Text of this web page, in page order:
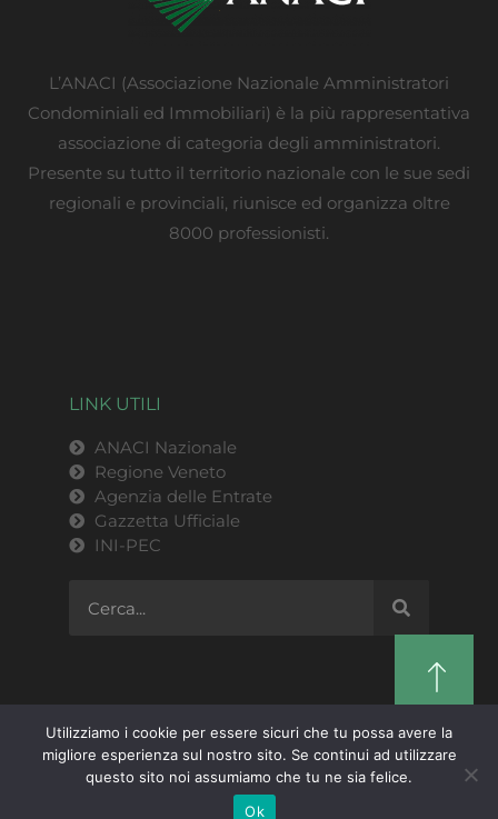
L’ANACI (Associazione Nazionale Amministratori
Condominiali ed Immobiliari) è la più rappresentativa
associazione di categoria degli amministratori.
Presente su tutto il territorio nazionale con le sue sedi
regionali e provinciali, riunisce ed organizza oltre
8000 professionisti.
LINK UTILI
ANACI Nazionale
Regione Veneto
Agenzia delle Entrate
Gazzetta Ufficiale
INI-PEC
ANACI Regione Veneto | P.IVA 03769820279 |
| © 2021Design by Triskel Srl
Utilizziamo i cookie per essere sicuri che tu possa avere la
migliore esperienza sul nostro sito. Se continui ad utilizzare
questo sito noi assumiamo che tu ne sia felice.
Ok